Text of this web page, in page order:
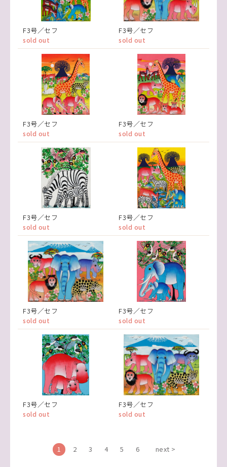
F3号／セフ
sold out
F3号／セフ
sold out
F3号／セフ
sold out
F3号／セフ
sold out
F3号／セフ
sold out
F3号／セフ
sold out
F3号／セフ
sold out
F3号／セフ
sold out
F3号／セフ
sold out
F3号／セフ
sold out
1 2 3 4 5 6 next >